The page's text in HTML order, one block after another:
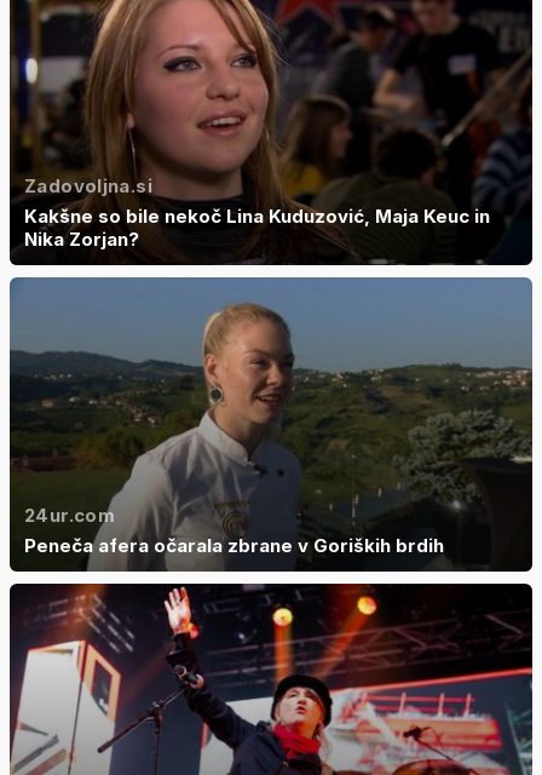
Zadovoljna.si
Kakšne so bile nekoč Lina Kuduzović, Maja Keuc in
Nika Zorjan?
24ur.com
Peneča afera očarala zbrane v Goriških brdih